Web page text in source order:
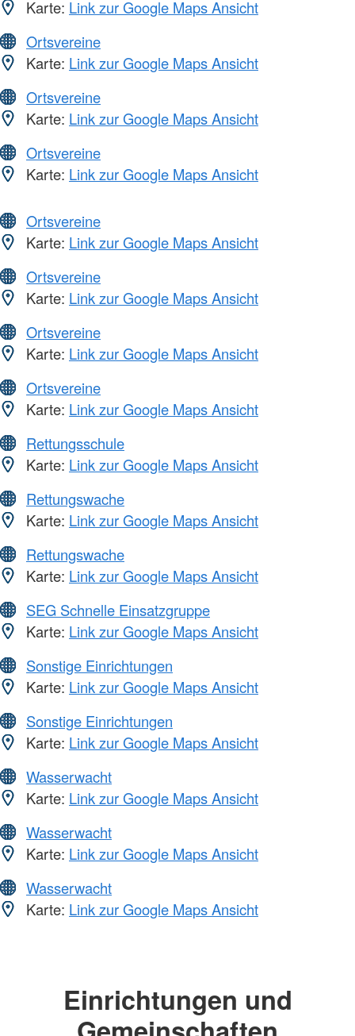
Karte: Link zur Google Maps Ansicht
Ortsvereine
Karte: Link zur Google Maps Ansicht
Ortsvereine
Karte: Link zur Google Maps Ansicht
Ortsvereine
Karte: Link zur Google Maps Ansicht
Ortsvereine
Karte: Link zur Google Maps Ansicht
Ortsvereine
Karte: Link zur Google Maps Ansicht
Ortsvereine
Karte: Link zur Google Maps Ansicht
Ortsvereine
Karte: Link zur Google Maps Ansicht
Rettungsschule
Karte: Link zur Google Maps Ansicht
Rettungswache
Karte: Link zur Google Maps Ansicht
Rettungswache
Karte: Link zur Google Maps Ansicht
SEG Schnelle Einsatzgruppe
Karte: Link zur Google Maps Ansicht
Sonstige Einrichtungen
Karte: Link zur Google Maps Ansicht
Sonstige Einrichtungen
Karte: Link zur Google Maps Ansicht
Wasserwacht
Karte: Link zur Google Maps Ansicht
Wasserwacht
Karte: Link zur Google Maps Ansicht
Wasserwacht
Karte: Link zur Google Maps Ansicht
Einrichtungen und